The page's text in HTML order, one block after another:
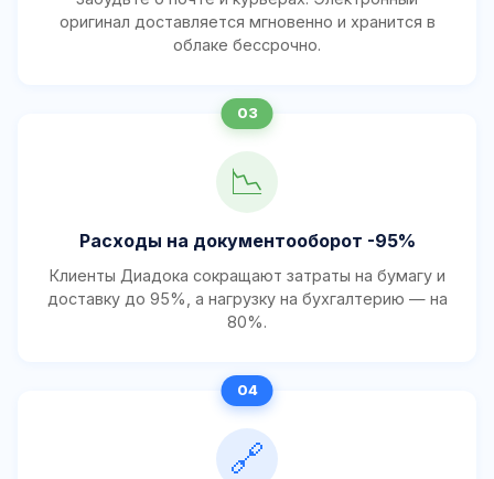
оригинал доставляется мгновенно и хранится в
облаке бессрочно.
📉
Расходы на документооборот -95%
Клиенты Диадока сокращают затраты на бумагу и
доставку до 95%, а нагрузку на бухгалтерию — на
80%.
🔗